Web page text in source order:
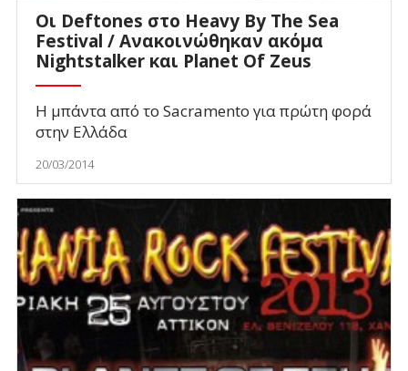
Οι Deftones στο Heavy By The Sea
Festival / Ανακοινώθηκαν ακόμα
Nightstalker και Planet Of Zeus
Η μπάντα από το Sacramento για πρώτη φορά
στην Ελλάδα
20/03/2014